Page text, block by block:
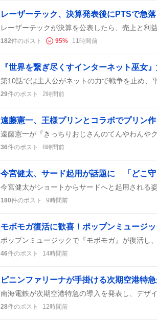
レーザーテック、決算発表後にPTSで急
182件のポスト 95% 11時間前
29件のポスト 2時間前
36件のポスト 8時間前
今宮健太、サード起用が話題に 「どこ
180件のポスト 9時間前
46件のポスト 14時間前
28件のポスト 12時間前